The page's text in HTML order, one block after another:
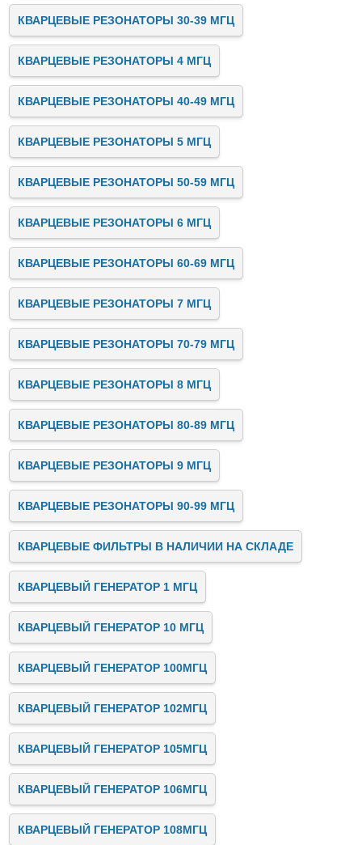
КВАРЦЕВЫЕ РЕЗОНАТОРЫ 30-39 МГЦ
КВАРЦЕВЫЕ РЕЗОНАТОРЫ 4 МГЦ
КВАРЦЕВЫЕ РЕЗОНАТОРЫ 40-49 МГЦ
КВАРЦЕВЫЕ РЕЗОНАТОРЫ 5 МГЦ
КВАРЦЕВЫЕ РЕЗОНАТОРЫ 50-59 МГЦ
КВАРЦЕВЫЕ РЕЗОНАТОРЫ 6 МГЦ
КВАРЦЕВЫЕ РЕЗОНАТОРЫ 60-69 МГЦ
КВАРЦЕВЫЕ РЕЗОНАТОРЫ 7 МГЦ
КВАРЦЕВЫЕ РЕЗОНАТОРЫ 70-79 МГЦ
КВАРЦЕВЫЕ РЕЗОНАТОРЫ 8 МГЦ
КВАРЦЕВЫЕ РЕЗОНАТОРЫ 80-89 МГЦ
КВАРЦЕВЫЕ РЕЗОНАТОРЫ 9 МГЦ
КВАРЦЕВЫЕ РЕЗОНАТОРЫ 90-99 МГЦ
КВАРЦЕВЫЕ ФИЛЬТРЫ В НАЛИЧИИ НА СКЛАДЕ
КВАРЦЕВЫЙ ГЕНЕРАТОР 1 МГЦ
КВАРЦЕВЫЙ ГЕНЕРАТОР 10 МГЦ
КВАРЦЕВЫЙ ГЕНЕРАТОР 100МГЦ
КВАРЦЕВЫЙ ГЕНЕРАТОР 102МГЦ
КВАРЦЕВЫЙ ГЕНЕРАТОР 105МГЦ
КВАРЦЕВЫЙ ГЕНЕРАТОР 106МГЦ
КВАРЦЕВЫЙ ГЕНЕРАТОР 108МГЦ